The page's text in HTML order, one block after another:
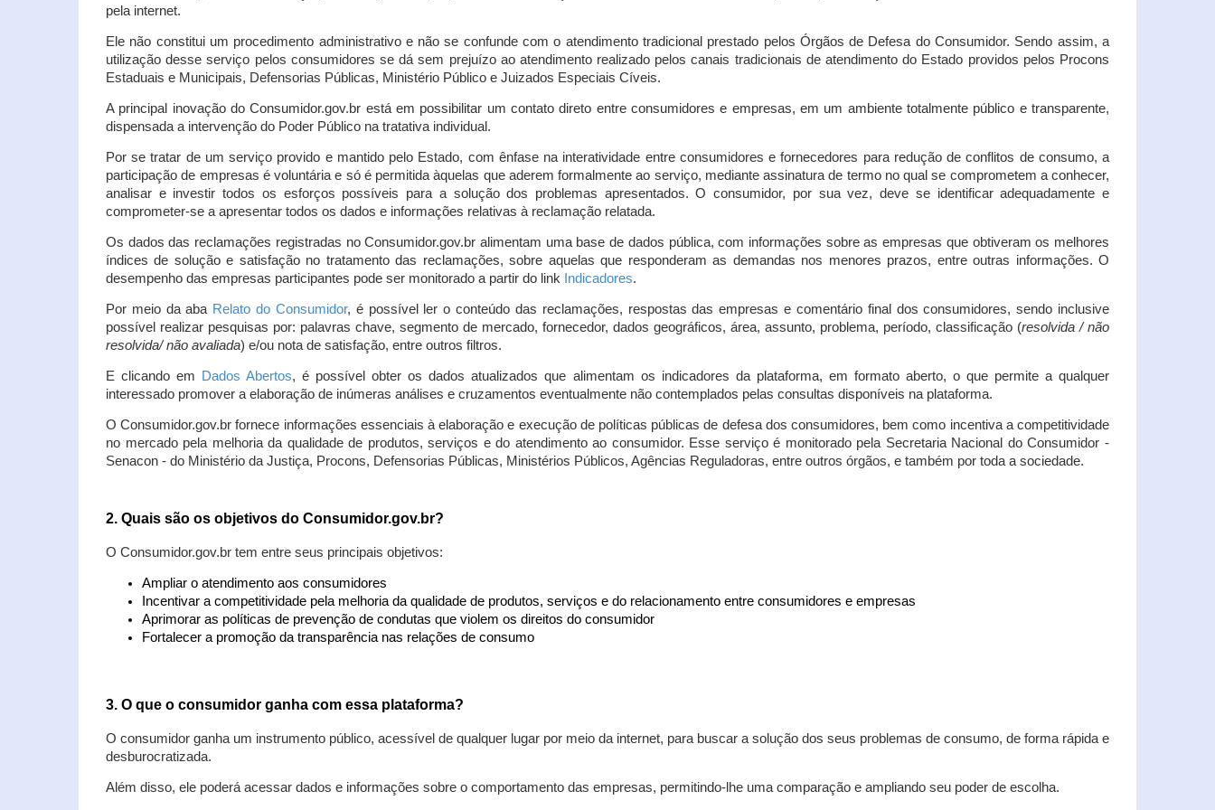
pela internet.
Ele não constitui um procedimento administrativo e não se confunde com o atendimento tradicional prestado pelos Órgãos de Defesa do Consumidor. Sendo assim, a
utilização desse serviço pelos consumidores se dá sem prejuízo ao atendimento realizado pelos canais tradicionais de atendimento do Estado providos pelos Procons
Estaduais e Municipais, Defensorias Públicas, Ministério Público e Juizados Especiais Cíveis.
A principal inovação do Consumidor.gov.br está em possibilitar um contato direto entre consumidores e empresas, em um ambiente totalmente público e transparente,
dispensada a intervenção do Poder Público na tratativa individual.
Por se tratar de um serviço provido e mantido pelo Estado, com ênfase na interatividade entre consumidores e fornecedores para redução de conflitos de consumo, a
participação de empresas é voluntária e só é permitida àquelas que aderem formalmente ao serviço, mediante assinatura de termo no qual se comprometem a conhecer,
analisar e investir todos os esforços possíveis para a solução dos problemas apresentados. O consumidor, por sua vez, deve se identificar adequadamente e
comprometer-se a apresentar todos os dados e informações relativas à reclamação relatada.
Os dados das reclamações registradas no Consumidor.gov.br alimentam uma base de dados pública, com informações sobre as empresas que obtiveram os melhores
índices de solução e satisfação no tratamento das reclamações, sobre aquelas que responderam as demandas nos menores prazos, entre outras informações. O
desempenho das empresas participantes pode ser monitorado a partir do link
Indicadores.
Por meio da aba Relato do Consumidor, é possível ler o conteúdo das reclamações, respostas das empresas e comentário final dos consumidores, sendo inclusive
possível realizar pesquisas por: palavras chave, segmento de mercado, fornecedor, dados geográficos, área, assunto, problema, período, classificação (resolvida / não
resolvida/ não avaliada) e/ou nota de satisfação, entre outros filtros.
E clicando em Dados Abertos, é possível obter os dados atualizados que alimentam os indicadores da plataforma, em formato aberto, o que permite a qualquer
interessado promover a elaboração de inúmeras análises e cruzamentos eventualmente não contemplados pelas consultas disponíveis na plataforma.
O Consumidor.gov.br fornece informações essenciais à elaboração e execução de políticas públicas de defesa dos consumidores, bem como incentiva a competitividade
no mercado pela melhoria da qualidade de produtos, serviços e do atendimento ao consumidor. Esse serviço é monitorado pela Secretaria Nacional do Consumidor -
Senacon - do Ministério da Justiça, Procons, Defensorias Públicas, Ministérios Públicos, Agências Reguladoras, entre outros órgãos, e também por toda a sociedade.
2. Quais são os objetivos do Consumidor.gov.br?
O Consumidor.gov.br tem entre seus principais objetivos:
Ampliar o atendimento aos consumidores
Incentivar a competitividade pela melhoria da qualidade de produtos, serviços e do relacionamento entre consumidores e empresas
Aprimorar as políticas de prevenção de condutas que violem os direitos do consumidor
Fortalecer a promoção da transparência nas relações de consumo
3. O que o consumidor ganha com essa plataforma?
O consumidor ganha um instrumento público, acessível de qualquer lugar por meio da internet, para buscar a solução dos seus problemas de consumo, de forma rápida e
desburocratizada.
Além disso, ele poderá acessar dados e informações sobre o comportamento das empresas, permitindo-lhe uma comparação e ampliando seu poder de escolha.